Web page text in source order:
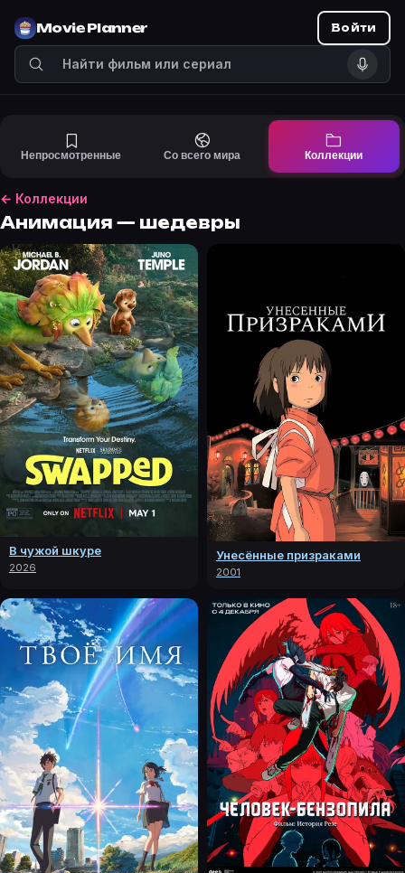
Movie Planner Войти
Непросмотренные Со всего мира Коллекции
← Коллекции
Анимация — шедевры
В чужой шкуре
2026
Унесённые призраками
2001